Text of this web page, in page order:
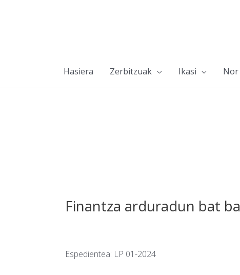
Hasiera Zerbitzuak Ikasi Nor
Finantza arduradun bat
Espedientea: LP 01-2024